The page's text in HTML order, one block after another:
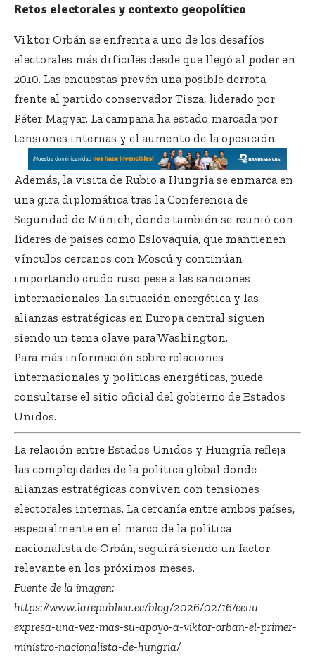
Retos electorales y contexto geopolítico
Viktor Orbán se enfrenta a uno de los desafíos
electorales más difíciles desde que llegó al poder en
2010. Las encuestas prevén una posible derrota
frente al partido conservador Tisza, liderado por
Péter Magyar. La campaña ha estado marcada por
tensiones internas y el aumento de la oposición.
Además, la visita de Rubio a Hungría se enmarca en
una gira diplomática tras la Conferencia de
Seguridad de Múnich, donde también se reunió con
líderes de países como Eslovaquia, que mantienen
vínculos cercanos con Moscú y continúan
importando crudo ruso pese a las sanciones
internacionales. La situación energética y las
alianzas estratégicas en Europa central siguen
siendo un tema clave para Washington.
Para más información sobre relaciones
internacionales y políticas energéticas, puede
consultarse el sitio oficial del gobierno de Estados
Unidos.
La relación entre Estados Unidos y Hungría refleja
las complejidades de la política global donde
alianzas estratégicas conviven con tensiones
electorales internas. La cercanía entre ambos países,
especialmente en el marco de la política
nacionalista de Orbán, seguirá siendo un factor
relevante en los próximos meses.
Fuente de la imagen:
https://www.larepublica.ec/blog/2026/02/16/eeuu-
expresa-una-vez-mas-su-apoyo-a-viktor-orban-el-primer-
ministro-nacionalista-de-hungria/